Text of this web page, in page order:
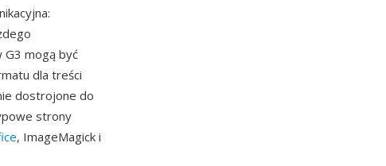
G3 mogą być
dla treści
dostrojone do
strony
, ImageMagick i